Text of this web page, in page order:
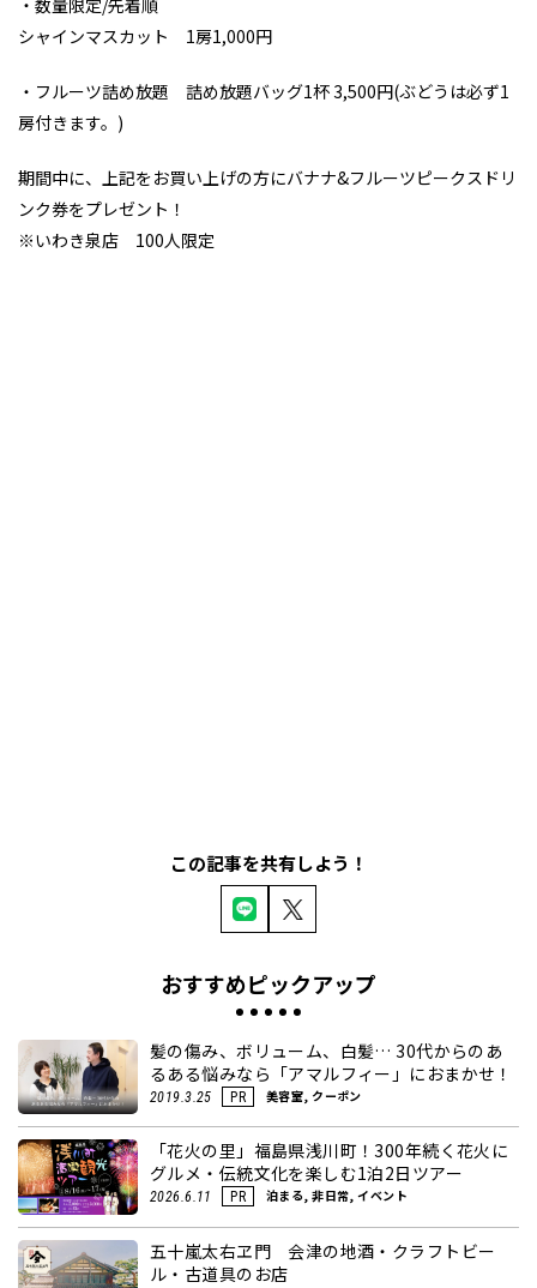
シャインマスカット 1房1,000円
・フルーツ詰め放題 詰め放題バッグ1杯 3,500円(ぶどうは必ず1
房付きます。)
期間中に、上記をお買い上げの方にバナナ&フルーツピークスドリ
ンク券をプレゼント！
※いわき泉店 100人限定
この記事を共有しよう！
おすすめピックアップ
髪の傷み、ボリューム、白髪… 30代からのあ
るある悩みなら「アマルフィー」におまかせ！
2019.3.25 PR 美容室, クーポン
「花火の里」福島県浅川町！300年続く花火に
グルメ・伝統文化を楽しむ1泊2日ツアー
2026.6.11 PR 泊まる, 非日常, イベント
五十嵐太右ヱ門 会津の地酒・クラフトビー
ル・古道具のお店